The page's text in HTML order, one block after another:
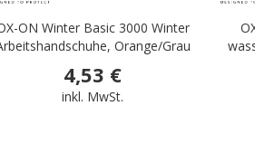
ON Winter Basic 3000 Winter
Orange/Grau
4,53 €
inkl. MwSt.